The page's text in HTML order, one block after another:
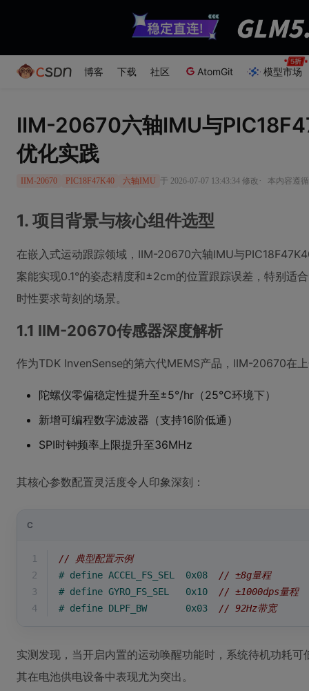
博客 下载 社区 AtomGit 模型市场
IIM-20670六轴IMU与
优化实践
IIM-20670 PIC18F47K40 六轴IMU 于 2026-07-07 13:43:34 修改 · 本内容遵
1. 项目背景与核心组件选型
在嵌入式运动跟踪领域，IIM-20670六轴IMU与
案能实现0.1°的姿态精度和±2cm的位置跟踪误差，特别适
时性要求苛刻的场景。
1.1 IIM-20670传感器深度解析
作为TDK InvenSense的第六代MEMS产品，IIM-20670在
陀螺仪零偏稳定性提升至±5°/hr（25℃环境下）
新增可编程数字滤波器（支持16阶低通）
SPI时钟频率上限提升至36MHz
其核心参数配置灵活度令人印象深刻：
C
1
// 典型配置示例
2
# define ACCEL_FS_SEL  0x08 // ±8g量程
3
# define GYRO_FS_SEL   0x10 // ±1000dps量程
4
# define DLPF_BW       0x03 // 92Hz带宽
实测发现，当开启内置的运动唤醒功能时，系统待机功耗
其在电池供电设备中表现尤为突出。